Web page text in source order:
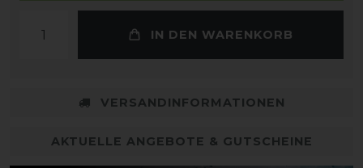
IN DEN WARENKORB
VERSANDINFORMATIONEN
AKTUELLE ANGEBOTE & GUTSCHEINE